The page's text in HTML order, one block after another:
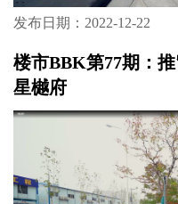
发布日期：2022-12-22
楼市BBK第77期：
星樾府